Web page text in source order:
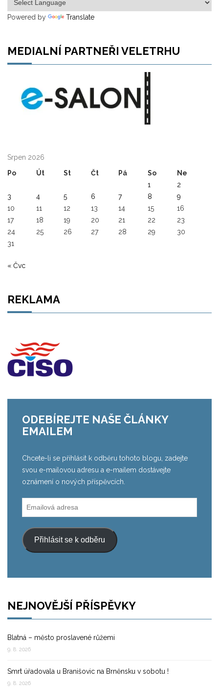
Powered by Translate
MEDIALNÍ PARTNEŘI VELETRHU
Srpen 2026
Po
Út St Čt Pá So
Ne
1
2
3
4 5 6 7 8
9
10
11 12 13 14 15
16
17
18 19 20 21 22
23
24
25 26 27 28 29
30
31
« Čvc
REKLAMA
ODEBÍREJTE NAŠE ČLÁNKY
EMAILEM
Chcete-li se přihlásit k odběru tohoto blogu, zadejte
svou e-mailovou adresu a e-mailem dostávejte
oznámení o nových příspěvcích.
Emailová
adresa
Přihlásit se k odběru
NEJNOVĚJŠÍ PŘÍSPĚVKY
Blatná – město proslavené růžemi
9. 8. 2026
Smrt úřadovala u Branišovic na Brněnsku v sobotu !
9. 8. 2026